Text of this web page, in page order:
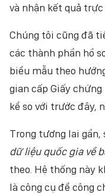
và nhận kết quả trực
Chúng tôi cũng đã
các thành phần hồ
biểu mẫu theo
gian cấp Giấy
kể so với trước đây,
Trong tương lai gần,
dữ liệu quốc gia về
theo. Hệ thống này
là công cụ để công